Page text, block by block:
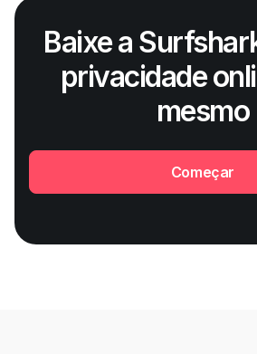
Baixe a
privacidade
mesmo
Começar